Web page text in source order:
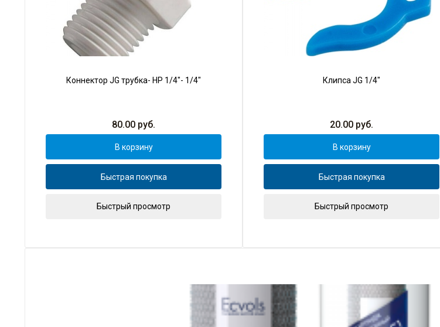
Коннектор JG трубка- НР 1/4"- 1/4"
80.00 руб.
В корзину
Быстрая покупка
Быстрый просмотр
Клипса JG 1/4"
20.00 руб.
В корзину
Быстрая покупка
Быстрый просмотр